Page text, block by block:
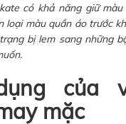
có khả năng giữ
loại màu quần áo trước
bị lem sang những
của
mặc